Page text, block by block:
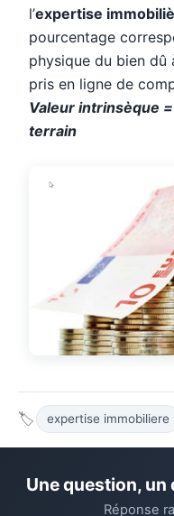
l’expertise
pourcentage
physique du bien dû
pris en ligne de
Valeur intrinsèque
terrain
🏷 expertise immobiliere
Une question, un
Réponse